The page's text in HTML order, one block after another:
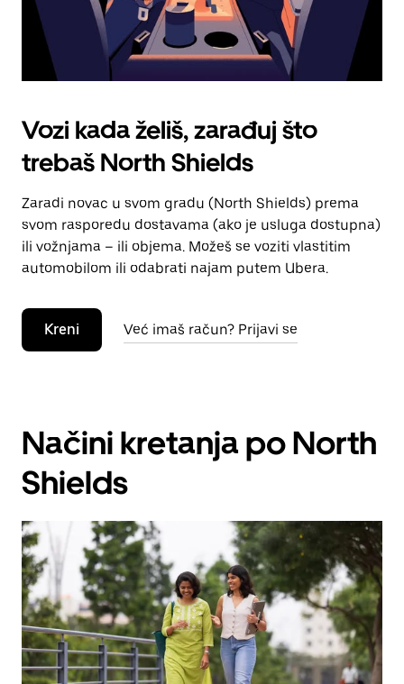
Vozi kada želiš, zarađuj što
trebaš North Shields
Zaradi novac u svom gradu (North Shields) prema
svom rasporedu dostavama (ako je usluga dostupna)
ili vožnjama – ili objema. Možeš se voziti vlastitim
automobilom ili odabrati najam putem Ubera.
Kreni Već imaš račun? Prijavi se
Načini kretanja po North
Shields